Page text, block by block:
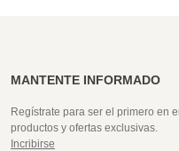
MANTENTE INFORMADO
Regístrate para ser el primero en
productos y ofertas exclusivas.
Incribirse